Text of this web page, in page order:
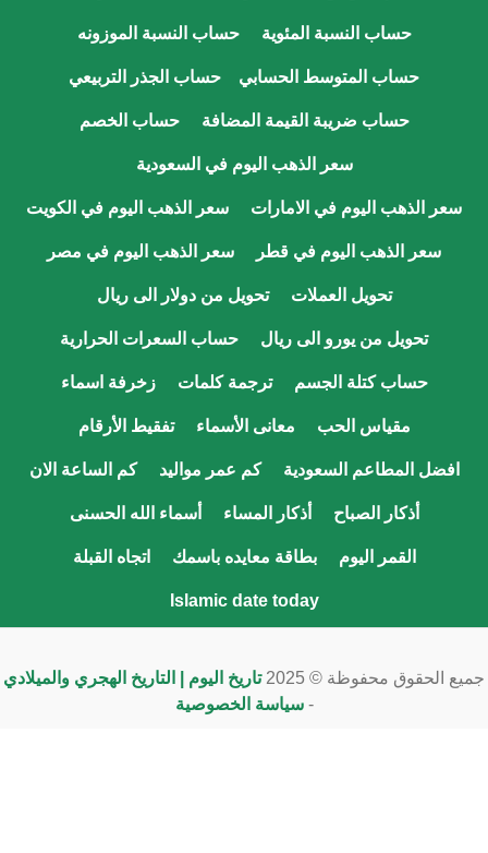
حساب النسبة المئوية حساب النسبة الموزونه
حساب المتوسط الحسابي حساب الجذر التربيعي
حساب ضريبة القيمة المضافة حساب الخصم
سعر الذهب اليوم في السعودية
سعر الذهب اليوم في الامارات سعر الذهب اليوم في الكويت
سعر الذهب اليوم في قطر سعر الذهب اليوم في مصر
تحويل العملات تحويل من دولار الى ريال
تحويل من يورو الى ريال حساب السعرات الحرارية
حساب كتلة الجسم ترجمة كلمات زخرفة اسماء
مقياس الحب معانى الأسماء تفقيط الأرقام
افضل المطاعم السعودية كم عمر مواليد كم الساعة الان
أذكار الصباح أذكار المساء أسماء الله الحسنى
القمر اليوم بطاقة معايده باسمك اتجاه القبلة
Islamic date today
الحقوق محفوظة © 2025
تاريخ اليوم | التاريخ الهجري والميلادي
سياسة الخصوصية